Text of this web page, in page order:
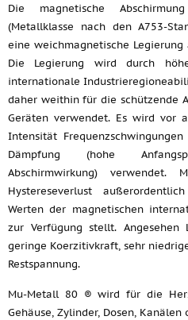
Die magnetische
(Metallklasse nach den A753-
eine weichmagnetische
Die Legierung wird durch
internationale
daher weithin für die schützende
Geräten verwendet. Es wird vor
Intensität
Dämpfung (hohe
Abschirmwirkung) verwendet.
Hystereseverlust
Werten der magnetischen
zur Verfügung stellt.
geringe Koerzitivkraft, sehr
Restspannung.
Mu-Metall 80 ® wird für die
Gehäuse, Zylinder, Dosen,